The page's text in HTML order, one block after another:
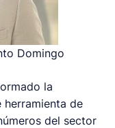
Domingo
la
de
del sector